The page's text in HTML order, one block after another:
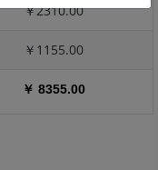
￥2310.00
￥1155.00
￥ 8355.00